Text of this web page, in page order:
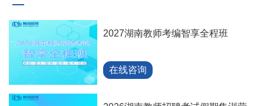
2027湖南教师考编智享全程班
在线咨询